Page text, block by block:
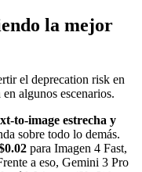
la mejor
el deprecation risk en
algunos escenarios.
to-image estrecha y
sobre todo lo demás.
para Imagen 4 Fast,
a eso, Gemini 3 Pro